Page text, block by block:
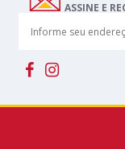
ASSINE E